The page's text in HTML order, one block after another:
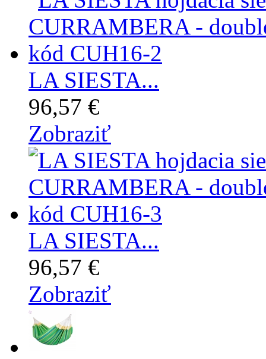
LA SIESTA...
96,57 €
Zobraziť
LA SIESTA...
96,57 €
Zobraziť